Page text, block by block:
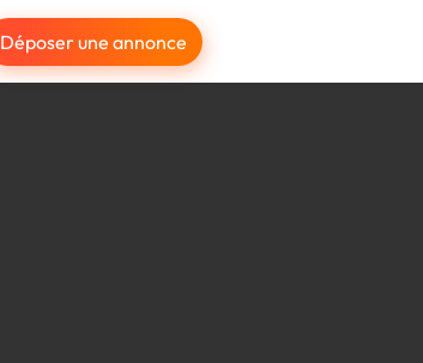
Déposer une annonce